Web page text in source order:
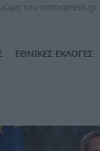
του notospress.gr
ΕΘΝΙΚΕΣ ΕΚΛΟΓΕΣ